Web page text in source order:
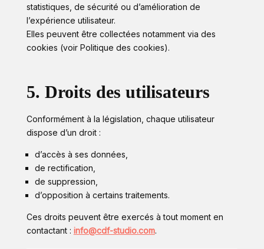
statistiques, de sécurité ou d’amélioration de
l’expérience utilisateur.
Elles peuvent être collectées notamment via des
cookies (voir Politique des cookies).
5. Droits des utilisateurs
Conformément à la législation, chaque utilisateur
dispose d’un droit :
d’accès à ses données,
de rectification,
de suppression,
d’opposition à certains traitements.
Ces droits peuvent être exercés à tout moment en
contactant : info@cdf-studio.com.